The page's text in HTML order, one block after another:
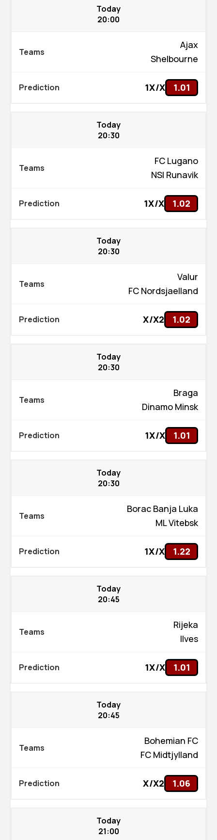
Today
20:00
Ajax
Shelbourne
1X/X 1.01
Today
20:30
FC Lugano
NSI Runavik
1X/X 1.02
Today
20:30
Valur
FC Nordsjaelland
X/X2 1.02
Today
20:30
Braga
Dinamo Minsk
1X/X 1.01
Today
20:30
Borac Banja Luka
ML Vitebsk
1X/X 1.22
Today
20:45
Rijeka
Ilves
1X/X 1.01
Today
20:45
Bohemian FC
FC Midtjylland
X/X2 1.06
Today
21:00